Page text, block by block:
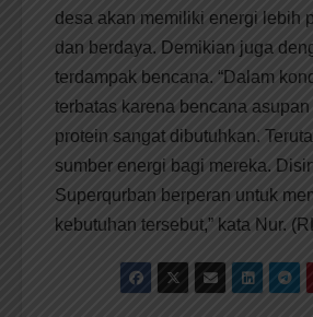
desa akan memiliki energi lebih
dan berdaya. Demikian juga
terdampak bencana. “Dalam
terbatas karena bencana
protein sangat dibutuhkan.
sumber energi bagi mereka.
Superqurban berperan untuk
kebutuhan tersebut,” kata Nur.